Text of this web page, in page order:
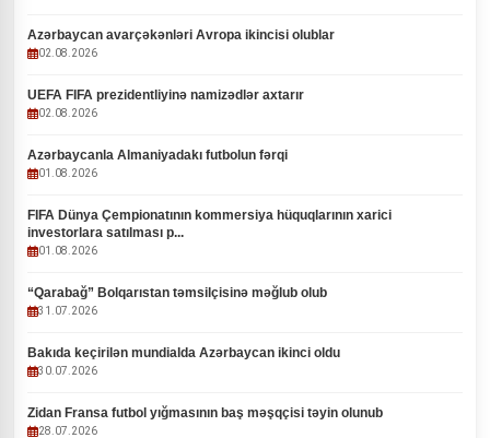
Azərbaycan avarçəkənləri Avropa ikincisi olublar
02.08.2026
UEFA FIFA prezidentliyinə namizədlər axtarır
02.08.2026
Azərbaycanla Almaniyadakı futbolun fərqi
01.08.2026
FIFA Dünya Çempionatının kommersiya hüquqlarının xarici
investorlara satılması p...
01.08.2026
“Qarabağ” Bolqarıstan təmsilçisinə məğlub olub
31.07.2026
Bakıda keçirilən mundialda Azərbaycan ikinci oldu
30.07.2026
Zidan Fransa futbol yığmasının baş məşqçisi təyin olunub
28.07.2026